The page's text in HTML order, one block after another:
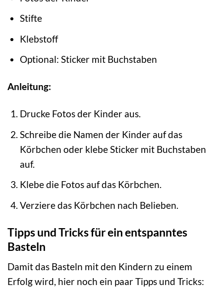
Stifte
Klebstoff
Optional: Sticker mit Buchstaben
Anleitung:
Drucke Fotos der Kinder aus.
Schreibe die Namen der Kinder auf das
Körbchen oder klebe Sticker mit Buchstaben
auf.
Klebe die Fotos auf das Körbchen.
Verziere das Körbchen nach Belieben.
Tipps und Tricks für ein entspanntes
Basteln
Damit das Basteln mit den Kindern zu einem
Erfolg wird, hier noch ein paar Tipps und Tricks: